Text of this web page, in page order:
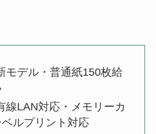
モデル・普通紙150枚給
線LAN対応・メモリーカ
ルプリント対応